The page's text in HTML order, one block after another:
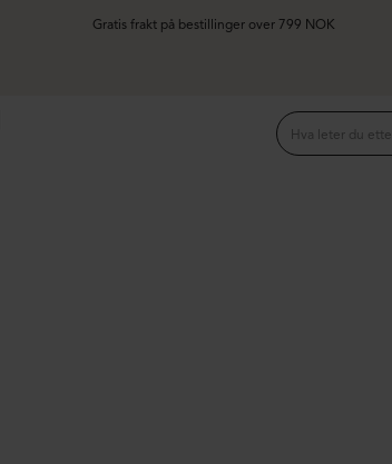
Gratis frakt på bestillinger over 799 NOK